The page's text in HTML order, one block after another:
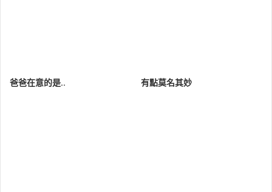
爸爸在意的是.. 有點莫名其妙